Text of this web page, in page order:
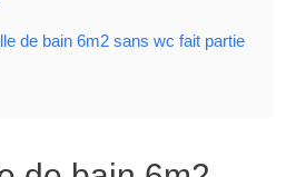
de bain 6m2 sans wc fait partie